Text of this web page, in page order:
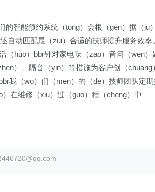
智能预约系统（tong）会根（gen）据（ju）
自动匹配最（zui）合适的技师提升服务效率
（huo）bbr针对家电噪（zao）音问（wen）
）、隔音（yin）等措施为客户创（chuang
我（wo）们（men）的（de）技师团队定
在维修（xiu）过（guo）程（cheng）中